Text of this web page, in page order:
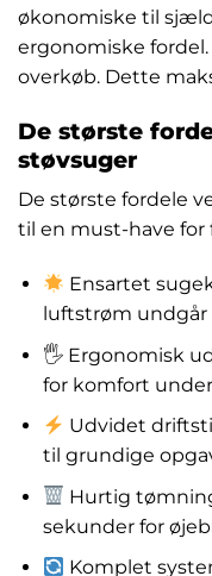
økonomiske til
ergonomiske
overkøb. Dette
De største
støvsuger
De største fordele
til en must-have for
Ensartet
luftstrøm
🖐️ Ergonomisk
for komfort
Udvidet
til grundige
Hurtig
sekunder for
Komplet